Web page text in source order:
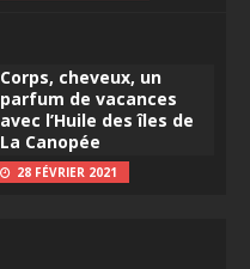
Corps, cheveux, un
parfum de vacances
avec l’Huile des îles de
La Canopée
28 FÉVRIER 2021